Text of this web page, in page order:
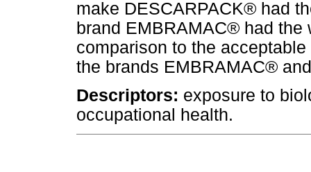
make DESCARPACK® had
brand EMBRAMAC® had
comparison to the
the brands EMBRAMAC®
Descriptors: exposure to
occupational health.